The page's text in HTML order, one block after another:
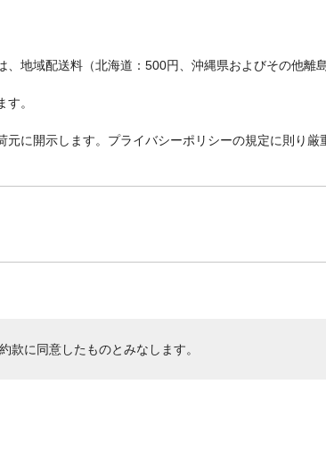
地域配送料（北海道：500円、沖縄県およびその他
。
に開示します。プライバシーポリシーの規定に則り厳
款に同意したものとみなします。